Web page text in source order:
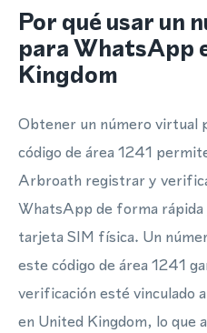
Por qué usar un
para WhatsApp
Kingdom
Obtener un número virtual
código de área 1241
Arbroath registrar y
WhatsApp de forma rápida
tarjeta SIM física. Un
este código de área 1241
verificación esté vinculado
en United Kingdom, lo que